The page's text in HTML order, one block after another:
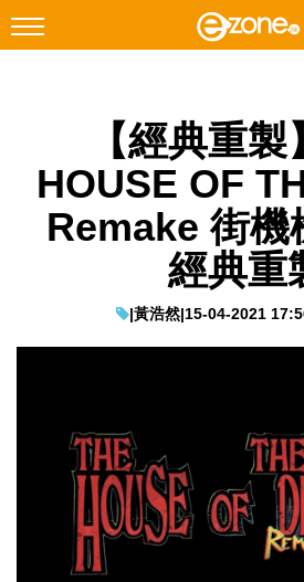
Instagram
科技焦點
網絡生活
EduTech
生成式AI與雲端應用
Enterprise Digital Transformation
【經典重
HOUSE OF
Remake 街機
經典重
|黃浩然|15-04-2021